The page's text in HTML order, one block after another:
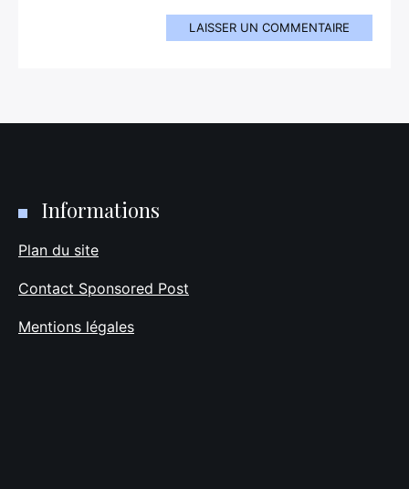
LAISSER UN COMMENTAIRE
Informations
Plan du site
Contact Sponsored Post
Mentions légales